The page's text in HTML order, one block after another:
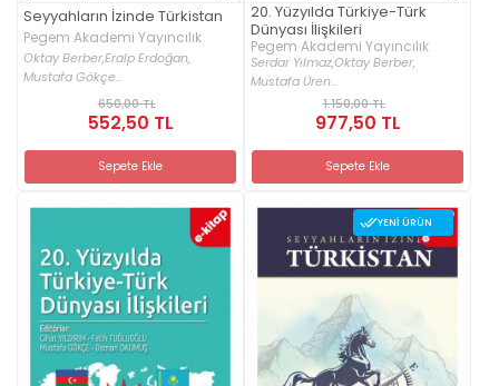
Seyyahların İzinde Türkistan
Pegem Akademi Yayıncılık
Oktay Berber,Eralp Erdoğan,
Mustafa Gökçe...
650,00 TL
552,50 TL
Sepete Ekle
20. Yüzyılda Türkiye-Türk
Dünyası İlişkileri
Pegem Akademi Yayıncılık
Serdar Yılmaz,Oktay Berber,
Mustafa Üren...
1.150,00 TL
977,50 TL
Sepete Ekle
YENI ÜRÜN